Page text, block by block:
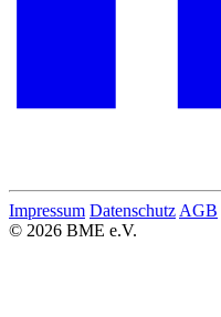
Impressum Datenschutz AGB
© 2026 BME e.V.